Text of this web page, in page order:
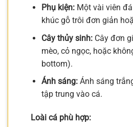
Phụ kiện:Một vài viên
khúc gỗ trôi đơn giản
Cây thủy sinh:Cây đơn
mèo, cỏ ngọc, hoặc
bottom).
Ánh sáng:Ánh sáng
tập trung vào cá.
Loài cá phù hợp: